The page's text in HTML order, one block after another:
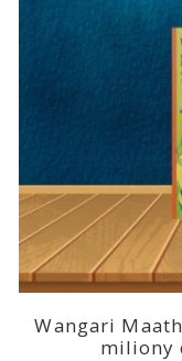
Wangari
miliony